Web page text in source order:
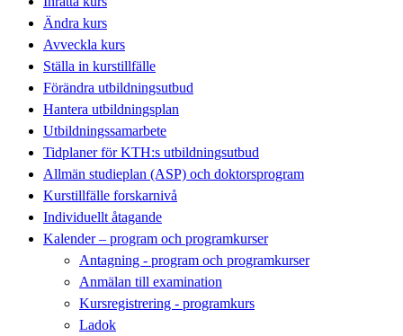
Ändra kurs
Avveckla kurs
Ställa in kurstillfälle
Förändra utbildningsutbud
Hantera utbildningsplan
Utbildningssamarbete
Tidplaner för KTH:s utbildningsutbud
Allmän studieplan (ASP) och doktorsprogram
Kurstillfälle forskarnivå
Individuellt åtagande
Kalender – program och programkurser
Antagning - program och programkurser
Anmälan till examination
Kursregistrering - programkurs
Ladok